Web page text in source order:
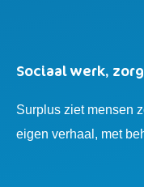
Sociaal werk,
Surplus ziet mensen
eigen verhaal, met